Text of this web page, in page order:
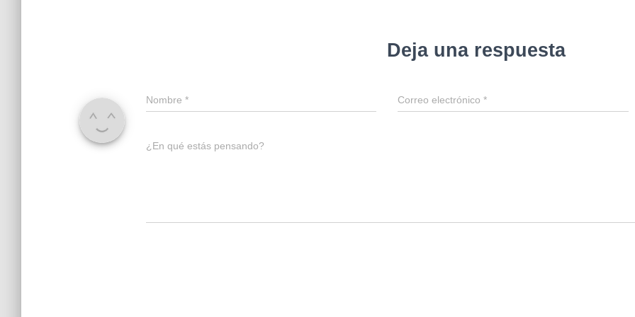
Deja una respuesta
Nombre * Correo electrónico*
¿En qué estás pensando?